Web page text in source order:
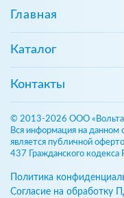
Главная
Каталог
Контакты
© 2013-2026 ООО
Вся информация на данном
является публичной
437 Гражданского кодекса
Политика
Согласие на обработку